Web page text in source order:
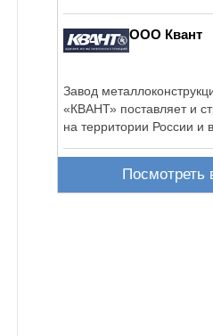
ООО Квант
Завод
«КВАНТ» поставляет и
на территории России и в
Посмотреть